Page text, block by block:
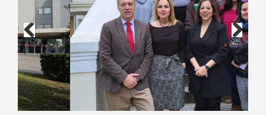
Previous Next